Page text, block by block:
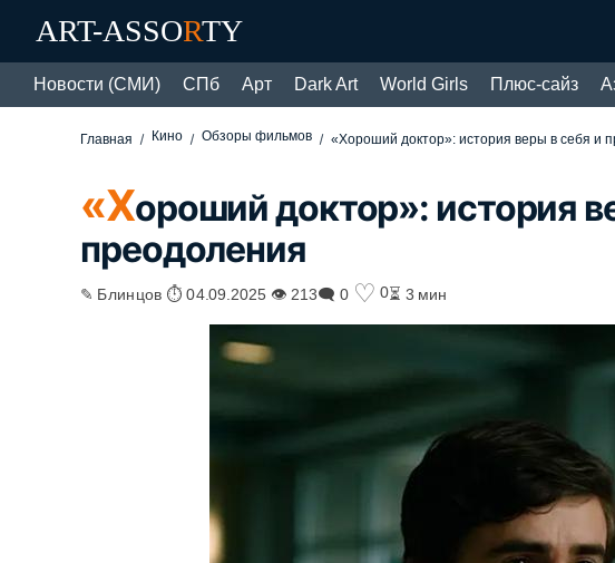
ART-ASSORTY
Новости (СМИ) СПб Арт Dark Art World Girls Плюс-сайз
Главная Кино Обзоры фильмов «Хороший доктор»: история веры в себя и
«Хороший доктор»: история
преодоления
✎ Блинцов ⏱ 04.09.2025 👁 213🗨 0 ♡ 0⏳ 3 мин